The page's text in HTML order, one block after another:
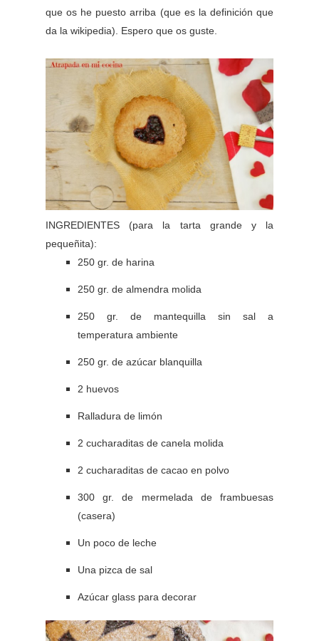
que os he puesto arriba (que es la definición que
da la wikipedia). Espero que os guste.
INGREDIENTES (para la tarta grande y la
pequeñita):
250 gr. de harina
250 gr. de almendra molida
250 gr. de mantequilla sin sal a
temperatura ambiente
250 gr. de azúcar blanquilla
2 huevos
Ralladura de limón
2 cucharaditas de canela molida
2 cucharaditas de cacao en polvo
300 gr. de mermelada de frambuesas
(casera)
Un poco de leche
Una pizca de sal
Azúcar glass para decorar